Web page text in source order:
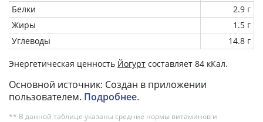
Белки
2.9 г
Жиры
1.5 г
Углеводы
14.8 г
Энергетическая ценность Йогурт составляет 84 кКал.
Основной источник: Создан в приложении
пользователем. Подробнее.
** В данной таблице указаны средние нормы витаминов и